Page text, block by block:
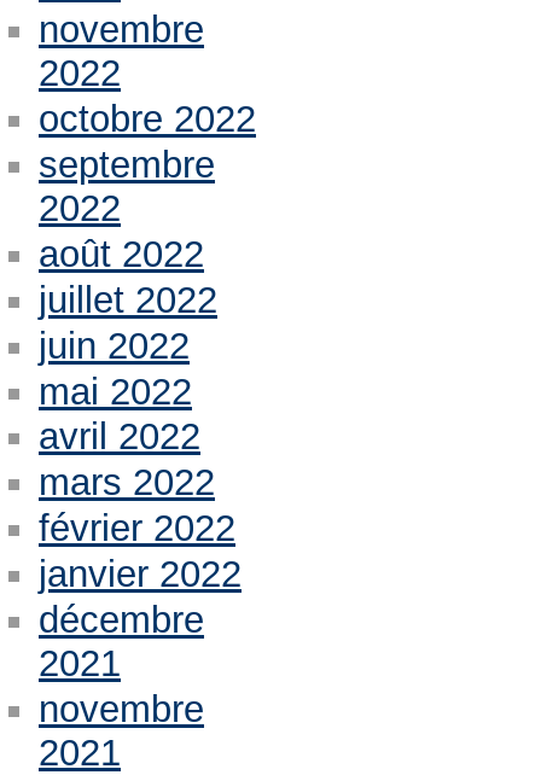
novembre
2022
octobre 2022
septembre
2022
août 2022
juillet 2022
juin 2022
mai 2022
avril 2022
mars 2022
février 2022
janvier 2022
décembre
2021
novembre
2021